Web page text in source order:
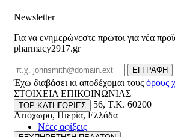
Newsletter
Για να ενημερώνεστε πρώτοι για νέα
pharmacy2917.gr
Email
ΕΓΓΡΑΦΗ
Έχω διαβάσει κι αποδέχομαι τους όρους
ΣΤΟΙΧΕΙΑ ΕΠΙΚΟΙΝΩΝΙΑΣ
Βασ. Κωνσταντίνου 56, T.K. 60200
Λιτόχωρο,Πιερία,Ελλάδα
TOP ΚΑΤΗΓΟΡΙΕΣ
Νέες αφίξεις